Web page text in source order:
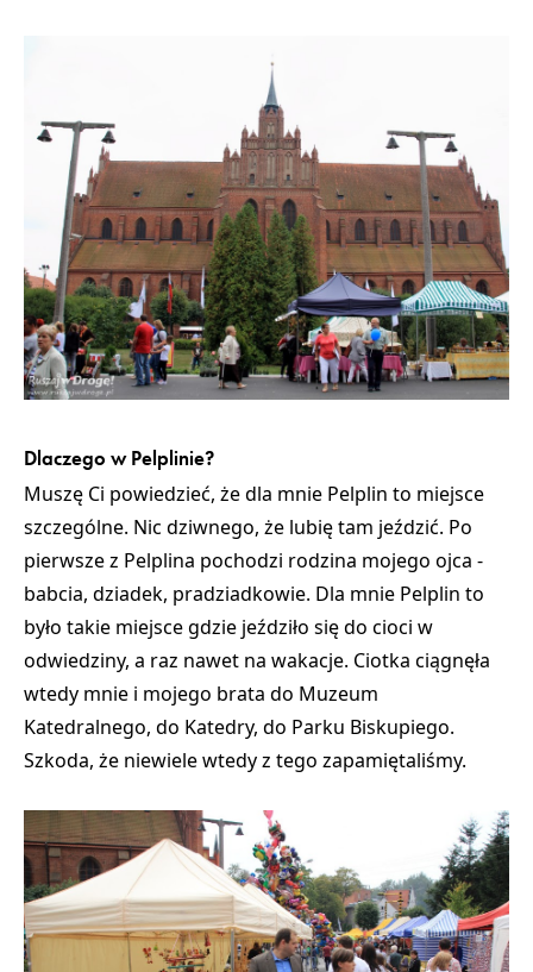
Dlaczego w Pelplinie?
Muszę Ci powiedzieć, że dla mnie Pelplin to miejsce
szczególne. Nic dziwnego, że lubię tam jeździć. Po
pierwszez Pelplina pochodzi rodzina mojego ojca -
babcia, dziadek, pradziadkowie. Dla mnie Pelplin to
było takie miejsce gdzie jeździło się do cioci w
odwiedziny, a raz nawet na wakacje. Ciotka ciągnęła
wtedy mnie i mojego brata do Muzeum
Katedralnego, do Katedry, do Parku Biskupiego.
Szkoda, że niewiele wtedy z tego zapamiętaliśmy.